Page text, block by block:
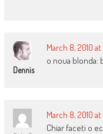
Dennis
March 8, 2010 at
o noua blonda:
March 8, 2010 at
Chiar faceti o